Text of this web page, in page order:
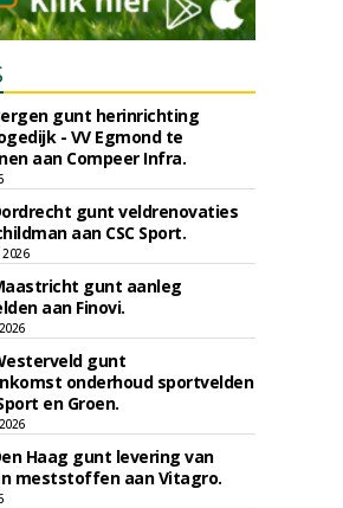
gunt herinrichting
- VV Egmond te
aan Compeer Infra.
gunt veldrenovaties
aan CSC Sport.
gunt aanleg
aan Finovi.
gunt
onderhoud sportvelden
en Groen.
Haag gunt levering van
meststoffen aan Vitagro.